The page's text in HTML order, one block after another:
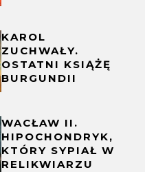
KAROL
ZUCHWAŁY.
OSTATNI KSIĄŻĘ
BURGUNDII
WACŁAW II.
HIPOCHONDRYK,
KTÓRY SYPIAŁ W
RELIKWIARZU